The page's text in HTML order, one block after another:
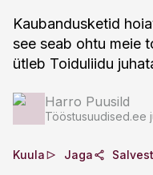
Kaubandusketid
see seab ohtu meie
ütleb Toiduliidu
Harro Puusild
Tööstusuudised.ee
Kuula Jaga